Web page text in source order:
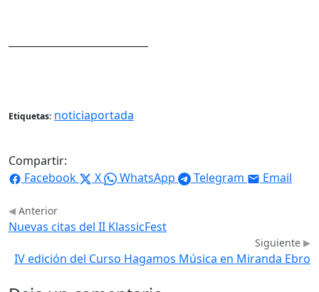
Etiquetas: noticiaportada
Compartir:
Facebook
X WhatsApp Telegram Email
Anterior
Nuevas citas del II KlassicFest
Siguiente
IV edición del Curso Hagamos Música en Miranda Ebro